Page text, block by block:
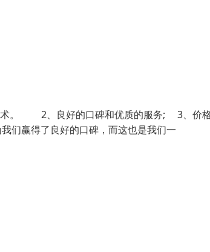
术。 2、良好的口碑和优质的服务; 3、价
赢得了良好的口碑，而这也是我们一